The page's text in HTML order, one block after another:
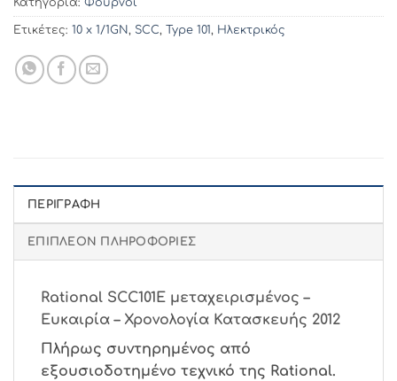
Κατηγορία: Φούρνοι
Ετικέτες: 10 x 1/1GN, SCC, Type 101, Ηλεκτρικός
ΠΕΡΙΓΡΑΦΉ
ΕΠΙΠΛΈΟΝ ΠΛΗΡΟΦΟΡΊΕΣ
Rational SCC101E μεταχειρισμένος –
Ευκαιρία – Χρονολογία Κατασκευής 2012
Πλήρως συντηρημένος από
εξουσιοδοτημένο τεχνικό της Rational.